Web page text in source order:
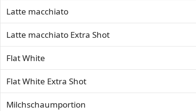
Latte macchiato
Latte macchiato Extra Shot
Flat White
Flat White Extra Shot
Milchschaumportion